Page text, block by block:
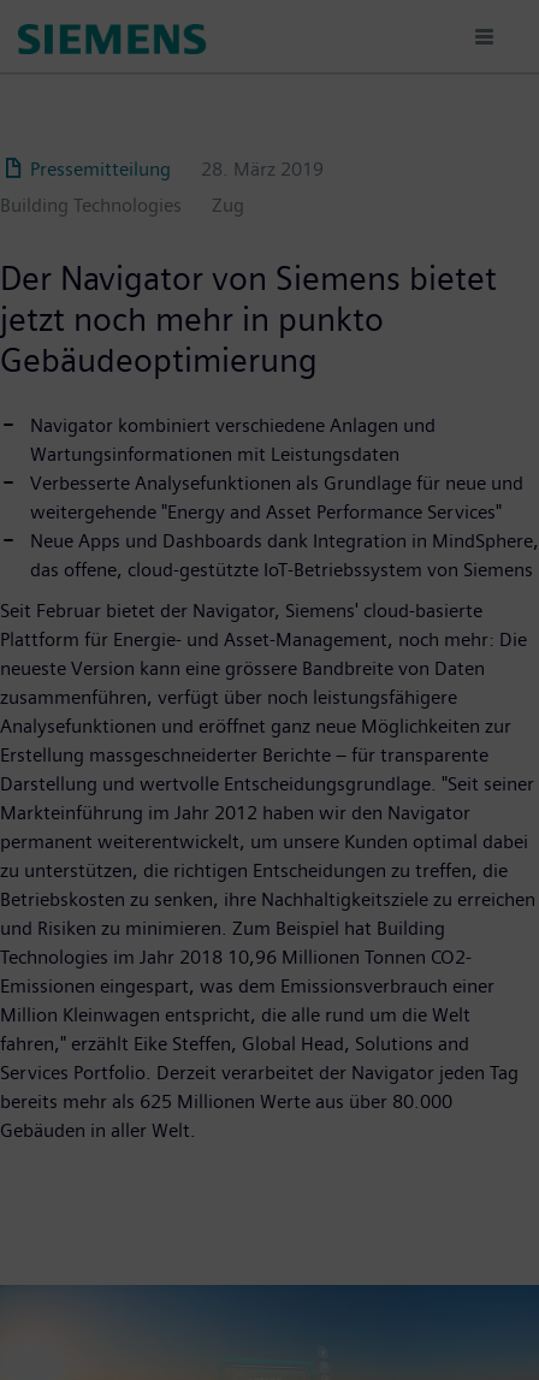
para
Pressemitteilung
28. März 2019
Building Technologies
Zug
Der Navigator von Siemens bietet
jetzt noch mehr in punkto
Gebäudeoptimierung
Navigator kombiniert verschiedene Anlagen und
Wartungsinformationen mit Leistungsdaten
Verbesserte Analysefunktionen als Grundlage für neue und
weitergehende "Energy and Asset Performance Services"
Neue Apps und Dashboards dank Integration in MindSphere,
das offene, cloud-gestützte IoT-Betriebssystem von Siemens
Seit Februar bietet der Navigator, Siemens' cloud-basierte
Plattform für Energie- und Asset-Management, noch mehr: Die
neueste Version kann eine grössere Bandbreite von Daten
zusammenführen, verfügt über noch leistungsfähigere
Analysefunktionen und eröffnet ganz neue Möglichkeiten zur
Erstellung massgeschneiderter Berichte – für transparente
Darstellung und wertvolle Entscheidungsgrundlage. "Seit seiner
Markteinführung im Jahr 2012 haben wir den Navigator
permanent weiterentwickelt, um unsere Kunden optimal dabei
zu unterstützen, die richtigen Entscheidungen zu treffen, die
Betriebskosten zu senken, ihre Nachhaltigkeitsziele zu erreichen
und Risiken zu minimieren. Zum Beispiel hat Building
Technologies im Jahr 2018 10,96 Millionen Tonnen CO2-
Emissionen eingespart, was dem Emissionsverbrauch einer
Million Kleinwagen entspricht, die alle rund um die Welt
fahren," erzählt Eike Steffen, Global Head, Solutions and
Services Portfolio. Derzeit verarbeitet der Navigator jeden Tag
bereits mehr als 625 Millionen Werte aus über 80.000
Gebäuden in aller Welt.